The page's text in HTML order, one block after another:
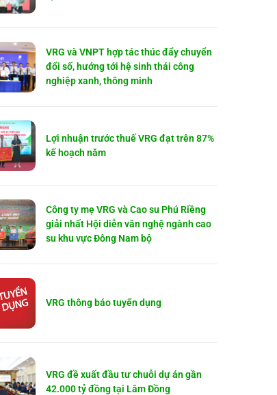
VRG và VNPT hợp tác thúc đẩy chuyển
đổi số, hướng tới hệ sinh thái công
nghiệp xanh, thông minh
Lợi nhuận trước thuế VRG đạt trên 87%
kế hoạch năm
Công ty mẹ VRG và Cao su Phú Riềng
giải nhất Hội diễn văn nghệ ngành cao
su khu vực Đông Nam bộ
VRG thông báo tuyển dụng
VRG đề xuất đầu tư chuỗi dự án gần
42.000 tỷ đồng tại Lâm Đồng